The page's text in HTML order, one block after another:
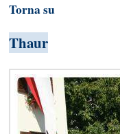
Torna su
Thaur